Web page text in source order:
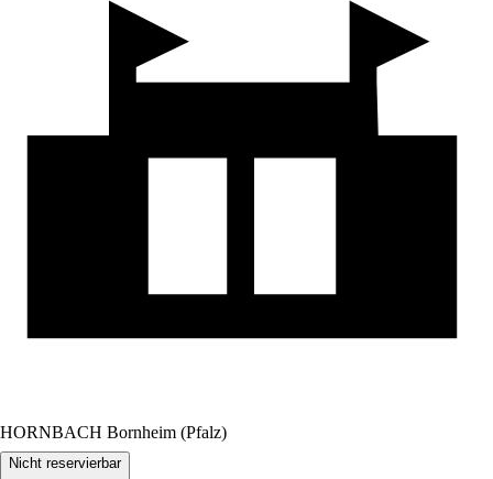
HORNBACH Bornheim (Pfalz)
Nicht reservierbar